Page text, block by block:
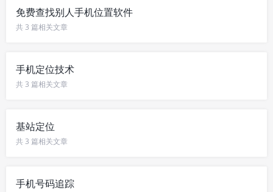
免费查找别人手机位置软件
共 3 篇相关文章
手机定位技术
共 3 篇相关文章
基站定位
共 3 篇相关文章
手机号码追踪